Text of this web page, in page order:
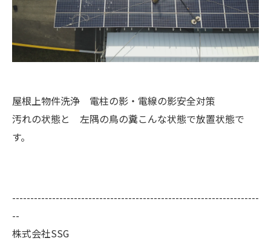
屋根上物件洗浄 電柱の影・電線の影安全対策
汚れの状態と 左隅の鳥の糞こんな状態で放置状態で
す。
--------------------------------------------------------------------
--
株式会社SSG